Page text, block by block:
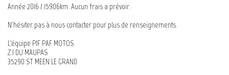
Année 2016 / 15906km. Aucun frais a prévoir.
N'hésiter pas à nous contacter pour plus de renseignements.
L'équipe PIF PAF MOTOS
Z.I DU MAUPAS
35290 ST MEEN LE GRAND